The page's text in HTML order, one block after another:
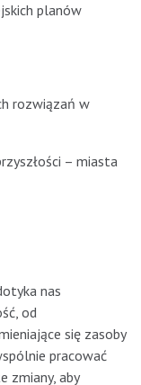
planów
rozwiązań w
– miasta
nas
od
się zasoby
pracować
zmiany, aby